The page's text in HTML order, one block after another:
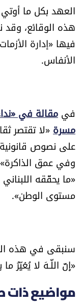
العهد بكل ما
هذه الوقائع،
فيها «إدارة
الأنفاس.
فيمقالة في
مسرة«لا تقتصر
على نصوص
وفي عمق
«ما يحقّقه
مستوى الوطن».
سنبقى في هذه
«إِنَّ اللَّـهَ لا يُغَيِّرُ
مواضيع ذات